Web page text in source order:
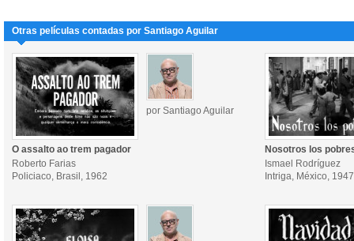
Otras películas contadas por Santiago Aguilar
por Santiago Aguilar
O assalto ao trem pagador
Roberto Farias
Policiaco, Brasil, 1962
Nosotros los
Ismael Rodríguez
Intriga, México, 1947